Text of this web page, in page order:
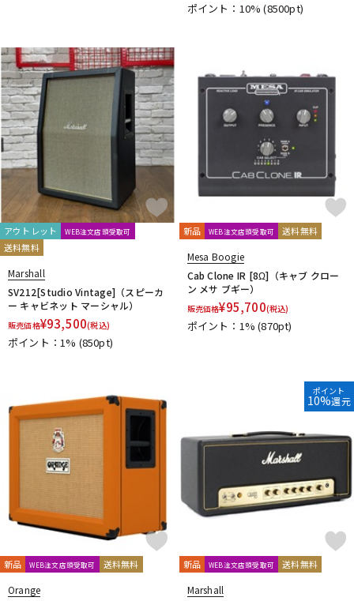
ポイント：10%(8500pt)
アウトレット WEB注文店頭受取可
送料無料
Marshall
SV212[Studio Vintage]（スピーカ
ー キャビネット マーシャル）
販売価格¥93,500(税込)
ポイント：1% (850pt)
新品 WEB注文店頭受取可 送料無料
Mesa Boogie
Cab Clone IR [8Ω]（キャブ クロー
ン メサ ブギー）
販売価格¥95,700(税込)
ポイント：1%(870pt)
新品 WEB注文店頭受取可 送料無料
Orange
ポイント
10%還元
新品 WEB注文店頭受取可 送料無料
Marshall